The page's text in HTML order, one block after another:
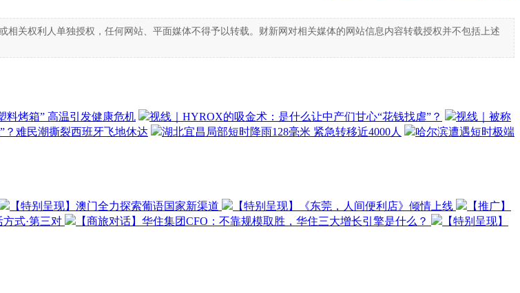
关权利人单独授权，任何网站、平面媒体不得予以转载。财新网对相关媒体的网站信息内容转载授权并不包括上述
料烤箱” 高温引发健康危机 视线｜HYROX的吸金术：是什么让中产们甘心“花钱找虐”？
视线｜被称
？难民潮撕裂西班牙飞地休达 湖北宜昌局部短时降雨128毫米 紧急转移近4000人
哈尔滨遭遇短时极端
【特别呈现】澳门全力探索葡语国家新渠道 【特别呈现】《东莞，人间便利店》倾情上线
【推广】
方式·第三对 【商旅对话】华住集团CFO：不靠规模取胜，华住三大增长引擎是什么？
【特别呈现】